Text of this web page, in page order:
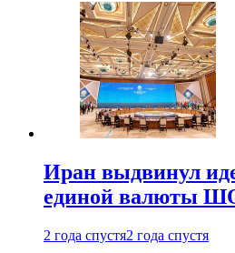
Иран выдвинул
единой валюты
2 года спустя2 года спустя